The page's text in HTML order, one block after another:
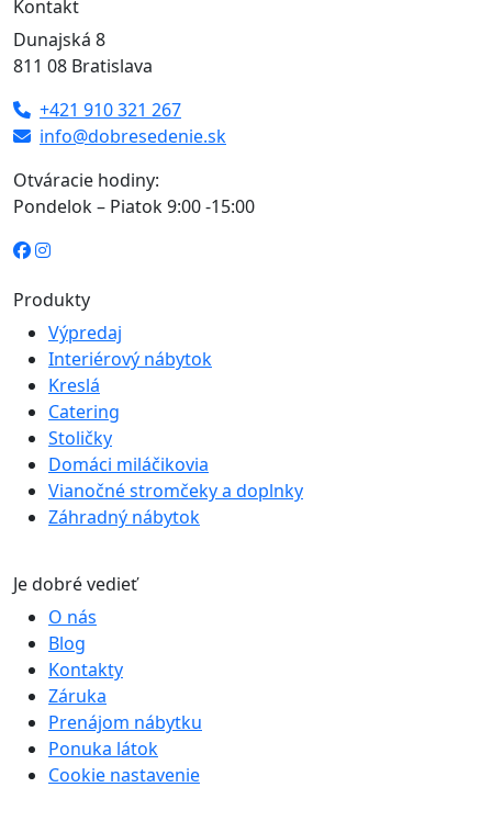
Kontakt
Dunajská 8
811 08 Bratislava
+421 910 321 267
info@dobresedenie.sk
Otváracie hodiny:
Pondelok – Piatok 9:00 -15:00
Produkty
Výpredaj
Interiérový nábytok
Kreslá
Catering
Stoličky
Domáci miláčikovia
Vianočné stromčeky a doplnky
Záhradný nábytok
Je dobré vedieť
O nás
Blog
Kontakty
Záruka
Prenájom nábytku
Ponuka látok
Cookie nastavenie